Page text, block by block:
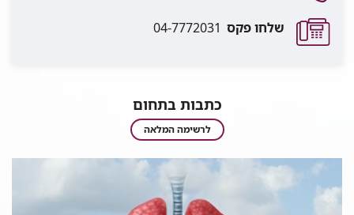
שלחו פקס 04-7772031
כתבות בתחום
כתבות
בתחום
לרשימה המלאה